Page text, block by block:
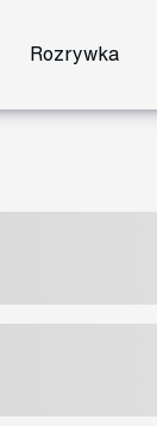
Rozrywka